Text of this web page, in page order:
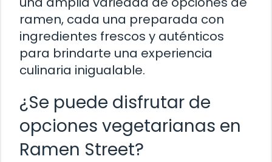
ramen, cada una preparada con
ingredientes frescos y auténticos
para brindarte una experiencia
culinaria inigualable.
¿Se puede disfrutar de
opciones vegetarianas en
Ramen Street?